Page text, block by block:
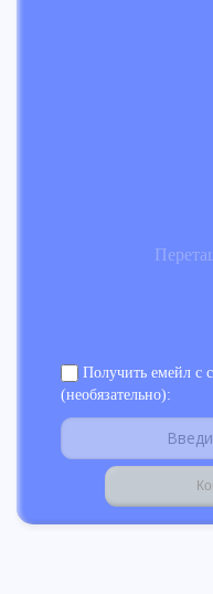
Получить емейл с
(необязательно):